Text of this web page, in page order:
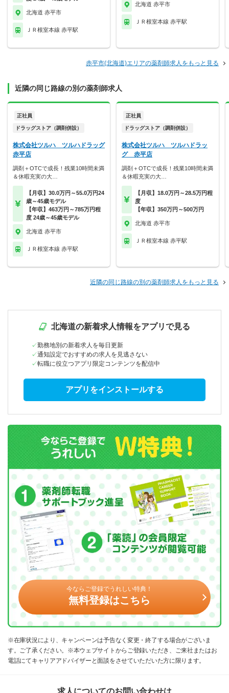
北海道 赤平市
ＪＲ根室本線 赤平駅
北海道 赤平市
ＪＲ根室本線 赤平駅
赤平市(北海道)エリアの薬剤師求人をもっと見る
近隣の同じ路線の別の薬剤師求人
正社員
ドラッグストア（調剤併設）
株式会社ツルハ ツルハドラッグ
赤平店
調剤＋OTCで成長！残業10時間未満
＆休暇充実の大…
【月収】30.0万円～55.0万円24
歳～45歳モデル
【年収】463万円～785万円程
度 24歳～45歳モデル
北海道 赤平市
ＪＲ根室本線 赤平駅
正社員
ドラッグストア（調剤併設）
株式会社ツルハ ツルハドラッ
グ 赤平店
調剤＋OTCで成長！残業10時間未満
＆休暇充実の大…
【月収】18.0万円～28.5万円程
度
【年収】350万円～500万円
北海道 赤平市
ＪＲ根室本線 赤平駅
近隣の同じ路線の別の薬剤師求人をもっと見る
北海道の新着求人情報をアプリで見る
勤務地別の新着求人を毎日更新
通知設定でおすすめの求人を見逃さない
転職に役立つアプリ限定コンテンツを配信中
アプリをインストールする
今ならご登録でうれしい特典！
無料登録はこちら
※在庫状況により、キャンペーンは予告なく変更・終了する場合がございま
す。ご了承ください。※本ウェブサイトからご登録いただき、ご来社またはお
電話にてキャリアアドバイザーと面談をさせていただいた方に限ります。